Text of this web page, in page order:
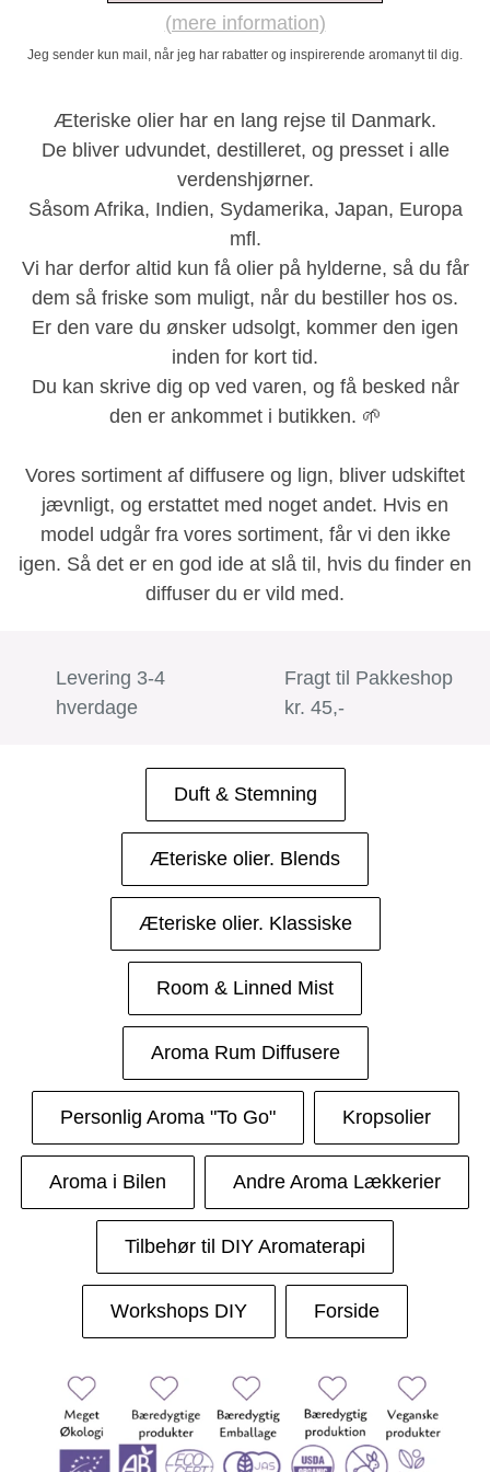
(mere information)
Jeg sender kun mail, når jeg har rabatter og inspirerende aromanyt til dig.
Æteriske olier har en lang rejse til Danmark.
De bliver udvundet, destilleret, og presset i alle
verdenshjørner.
Såsom Afrika, Indien, Sydamerika, Japan, Europa
mfl.
Vi har derfor altid kun få olier på hylderne, så du får
dem så friske som muligt, når du bestiller hos os.
Er den vare du ønsker udsolgt, kommer den igen
inden for kort tid.
Du kan skrive dig op ved varen, og få besked når
den er ankommet i butikken. 🌱
Vores sortiment af diffusere og lign, bliver udskiftet
jævnligt, og erstattet med noget andet. Hvis en
model udgår fra vores sortiment, får vi den ikke
igen. Så det er en god ide at slå til, hvis du finder en
diffuser du er vild med.
Levering 3-4
hverdage
Fragt til Pakkeshop
kr. 45,-
Duft & Stemning
Æteriske olier. Blends
Æteriske olier. Klassiske
Room & Linned Mist
Aroma Rum Diffusere
Personlig Aroma "To Go" Kropsolier
Aroma i Bilen Andre Aroma Lækkerier
Tilbehør til DIY Aromaterapi
Workshops DIY Forside